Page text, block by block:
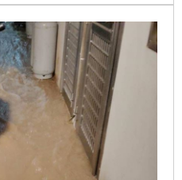
不突出於道路邊界線，就